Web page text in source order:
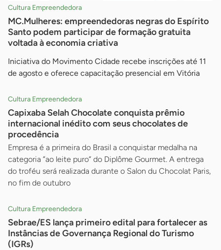
Cultura Empreendedora
MC.Mulheres: empreendedoras negras do Espírito
Santo podem participar de formação gratuita
voltada à economia criativa
Iniciativa do Movimento Cidade recebe inscrições até 11
de agosto e oferece capacitação presencial em Vitória
Cultura Empreendedora
Capixaba Selah Chocolate conquista prêmio
internacional inédito com seus chocolates de
procedência
Empresa é a primeira do Brasil a conquistar medalha na
categoria ”ao leite puro” do Diplôme Gourmet. A entrega
do troféu será realizada durante o Salon du Chocolat Paris,
no fim de outubro
Cultura Empreendedora
Sebrae/ES lança primeiro edital para fortalecer as
Instâncias de Governança Regional do Turismo
(IGRs)